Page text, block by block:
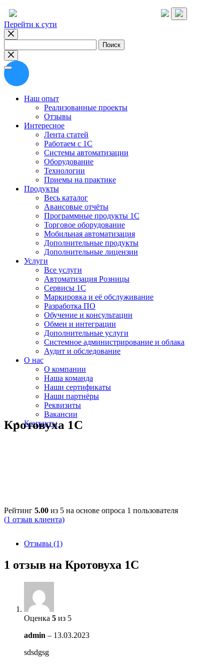
Перейти к сути
Наш опыт
Реализованные проекты
Отзывы
Интересное
Лента статей
Работаем с 1С
Системы автоматизации
Оборудование
Технологии
Приемы на практике
Продукты
Весь каталог
Авансовые отчёты
Программные продукты 1С
Торговое оборудование
Мобильная автоматизация
Дополнительные продукты
Дополнительные лицензии
Услуги
Все услуги
Автоматизация Розницы
Сервисы 1С
Маркировка и её обслуживание
Разработка ПО
Обучение и консультации
Обмен и интеграции
Дополнительные услуги
Системное администрирование и облака
Аудит и обследование
О нас
О компании
Наша команда
Наши сертификаты
Наши партнёры
Реквизиты
Вакансии
Контакты
Кротовуха 1С
Рейтинг 5.00 из 5 на основе опроса 1 пользователя
(1 отзыв клиента)
Отзывы (1)
1 отзыв на Кротовуха 1С
Оценка 5 из 5
admin – 13.03.2023
sdsdgsg